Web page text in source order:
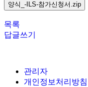
양식_-ILS-참가신청서.zip
목록
답글쓰기
관리자
개인정보처리방침